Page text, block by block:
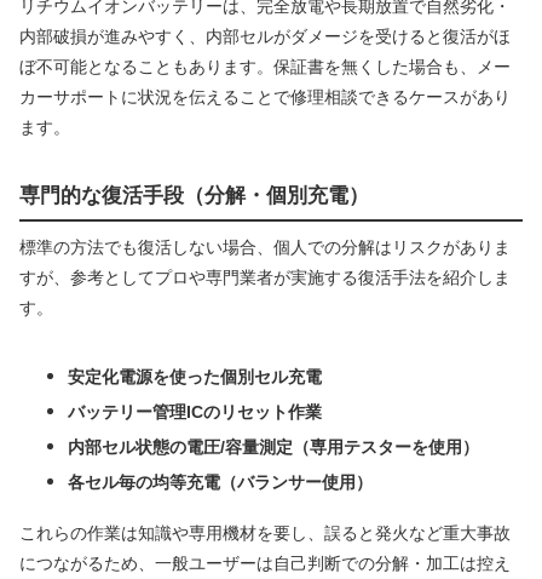
リチウムイオンバッテリーは、完全放電や長期放置で自然劣化・
内部破損が進みやすく、内部セルがダメージを受けると復活がほ
ぼ不可能となることもあります。保証書を無くした場合も、メー
カーサポートに状況を伝えることで修理相談できるケースがあり
ます。
専門的な復活手段（分解・個別充電）
標準の方法でも復活しない場合、個人での分解はリスクがありま
すが、参考としてプロや専門業者が実施する復活手法を紹介しま
す。
安定化電源を使った個別セル充電
バッテリー管理ICのリセット作業
内部セル状態の電圧/容量測定（専用テスターを使用）
各セル毎の均等充電（バランサー使用）
これらの作業は知識や専用機材を要し、誤ると発火など重大事故
につながるため、一般ユーザーは自己判断での分解・加工は控え